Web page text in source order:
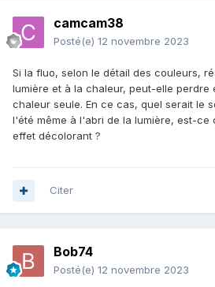
camcam38
Posté(e) 12 novembre 2023
Si la fluo, selon le détail des couleurs,
lumière et à la chaleur, peut-elle perdre
chaleur seule. En ce cas, quel serait le
l'été même à l'abri de la lumière, est-ce
effet décolorant ?
Citer
Bob74
Posté(e) 12 novembre 2023